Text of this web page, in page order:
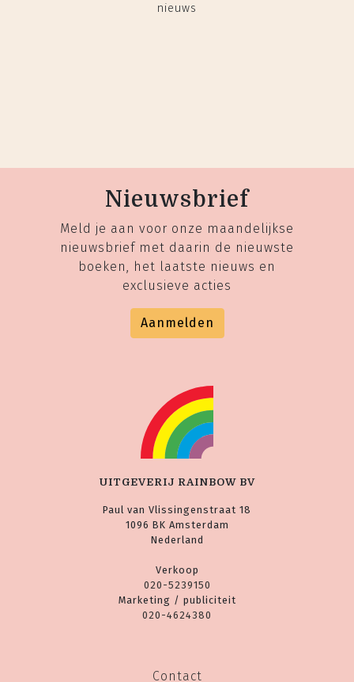
nieuws
Nieuwsbrief
Meld je aan voor onze maandelijkse
nieuwsbrief met daarin de nieuwste
boeken, het laatste nieuws en
exclusieve acties
Aanmelden
UITGEVERIJ RAINBOW BV
Paul van Vlissingenstraat 18
1096 BK Amsterdam
Nederland
Verkoop
020-5239150
Marketing / publiciteit
020-4624380
Contact